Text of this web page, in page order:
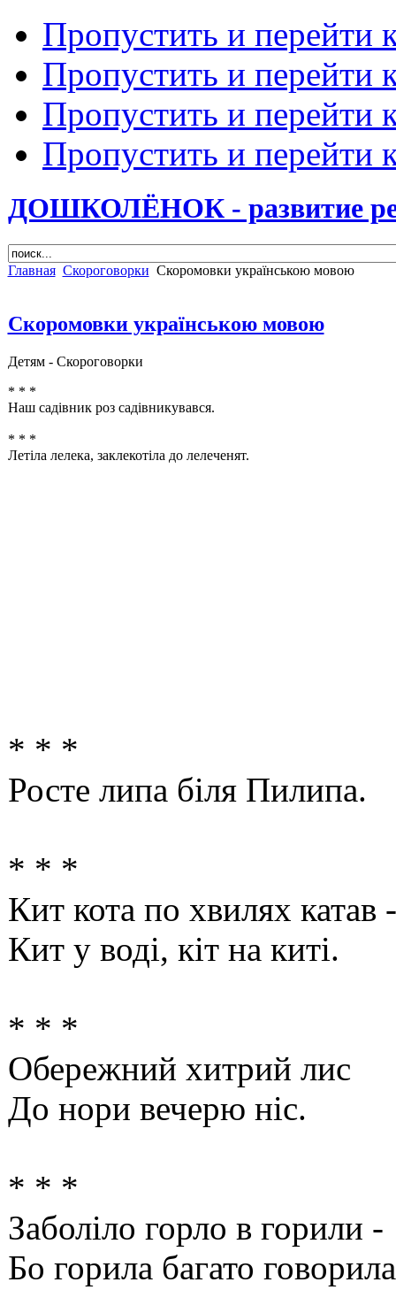
Пропустить и перейти
Пропустить и перейти
Пропустить и перейти
Пропустить и перейти
ДОШКОЛЁНОК - развитие
Главная Скороговорки Скоромовки українською мовою
Скоромовки українською мовою
Детям - Скороговорки
* * *
Наш садівник роз садівникувався.
* * *
Летіла лелека, заклекотіла до лелеченят.
* * *
Росте липа біля Пилипа.
* * *
Кит кота по хвилях катав -
Кит у воді, кіт на киті.
* * *
Обережний хитрий лис
До нори вечерю ніс.
* * *
Заболіло горло в горили -
Бо горила багато